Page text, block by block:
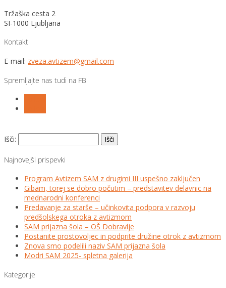
Tržaška cesta 2
SI-1000 Ljubljana
Kontakt
E-mail: zveza.avtizem@gmail.com
Spremljajte nas tudi na FB
Išči:
Najnovejši prispevki
Program Avtizem SAM z drugimi III uspešno zaključen
Gibam, torej se dobro počutim – predstavitev delavnic na
mednarodni konferenci
Predavanje za starše – učinkovita podpora v razvoju
predšolskega otroka z avtizmom
SAM prijazna šola – OŠ Dobravlje
Postanite prostovoljec in podprite družine otrok z avtizmom
Znova smo podelili naziv SAM prijazna šola
Modri SAM 2025- spletna galerija
Kategorije